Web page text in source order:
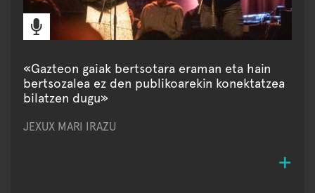
«Gazteon gaiak bertsotara eraman eta hain
bertsozalea ez den publikoarekin konektatzea
bilatzen dugu»
JEXUX MARI IRAZU